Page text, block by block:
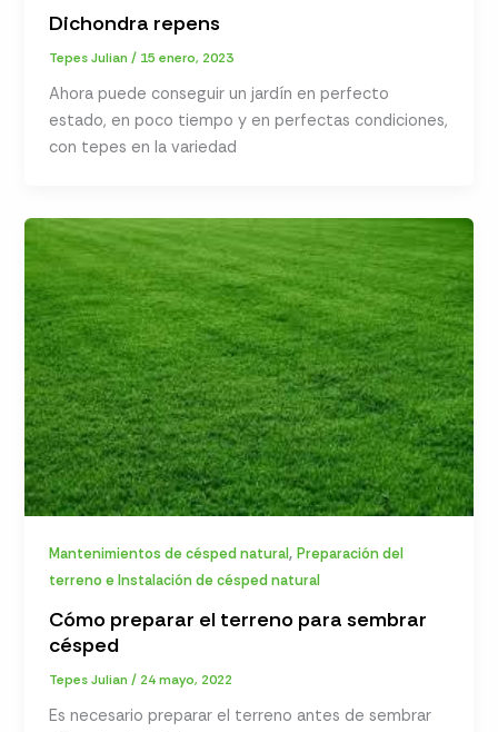
Dichondra repens
Tepes Julian/ 15 enero, 2023
Ahora puede conseguir un jardín en perfecto
estado, en poco tiempo y en perfectas condiciones,
con tepes en la variedad
Mantenimientos de césped natural,Preparación del
terreno e Instalación de césped natural
Cómo preparar el terreno para sembrar
césped
Tepes Julian/ 24 mayo, 2022
Es necesario preparar el terreno antes de sembrar